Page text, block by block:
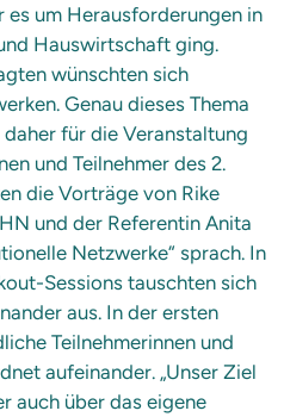
es um Herausforderungen in
Hauswirtschaft ging.
wünschten sich
Genau dieses Thema
für die Veranstaltung
und Teilnehmer des 2.
die Vorträge von Rike
und der Referentin Anita
Netzwerke“ sprach. In
Sessions tauschten sich
aus. In der ersten
Teilnehmerinnen und
aufeinander. „Unser Ziel
auch über das eigene